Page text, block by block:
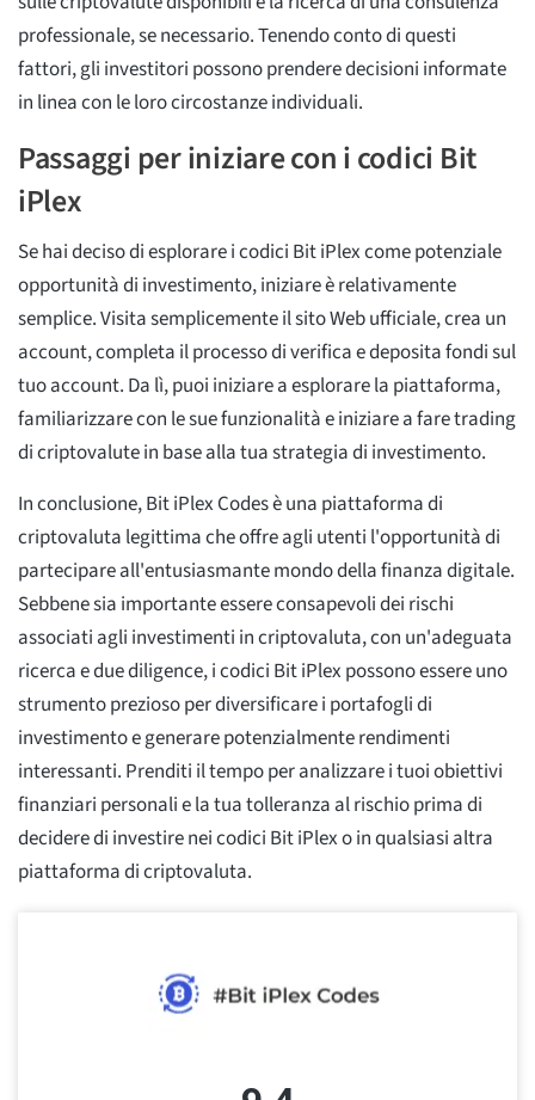
professionale, se necessario. Tenendo conto di questi
fattori, gli investitori possono prendere decisioni informate
in linea con le loro circostanze individuali.
Passaggi per iniziare con i codici Bit
iPlex
Se hai deciso di esplorare i codici Bit iPlex come potenziale
opportunità di investimento, iniziare è relativamente
semplice. Visita semplicemente il sito Web ufficiale, crea un
account, completa il processo di verifica e deposita fondi sul
tuo account. Da lì, puoi iniziare a esplorare la piattaforma,
familiarizzare con le sue funzionalità e iniziare a fare trading
di criptovalute in base alla tua strategia di investimento.
In conclusione, Bit iPlex Codes è una piattaforma di
criptovaluta legittima che offre agli utenti l'opportunità di
partecipare all'entusiasmante mondo della finanza digitale.
Sebbene sia importante essere consapevoli dei rischi
associati agli investimenti in criptovaluta, con un'adeguata
ricerca e due diligence, i codici Bit iPlex possono essere uno
strumento prezioso per diversificare i portafogli di
investimento e generare potenzialmente rendimenti
interessanti. Prenditi il tempo per analizzare i tuoi obiettivi
finanziari personali e la tua tolleranza al rischio prima di
decidere di investire nei codici Bit iPlex o in qualsiasi altra
piattaforma di criptovaluta.